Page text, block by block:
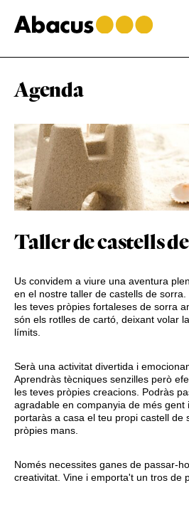
to
main
to
primary
to
footer
Agenda
Taller de castells
Us convidem a viure una aventura
en el nostre taller de castells de
les teves pròpies fortaleses de sorra
són els rotlles de cartó, deixant volar
límits.
Serà una activitat divertida i
Aprendràs tècniques senzilles però
les teves pròpies creacions. Podràs
agradable en companyia de més gent
portaràs a casa el teu propi castell de
pròpies mans.
Només necessites ganes de passar-
creativitat. Vine i emporta't un tros de